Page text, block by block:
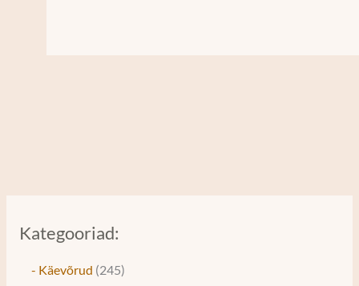
Kategooriad:
- Käevõrud 245